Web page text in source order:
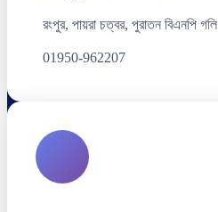
রংপুর, পায়রা চত্বর, পুরাতন বিএনপি গলি
01950-962207